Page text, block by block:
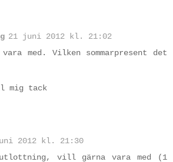
21 juni 2012 kl. 21:02
med. Vilken sommarpresent det
tack
2012 kl. 21:30
vill gärna vara med (1